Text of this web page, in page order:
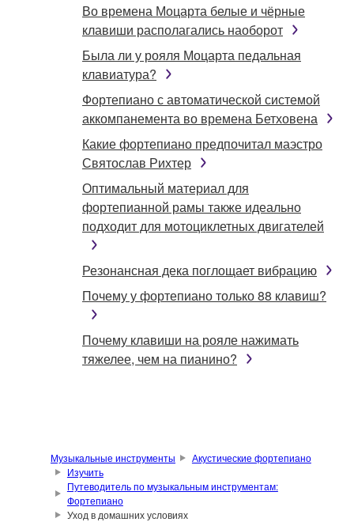
Во времена Моцарта белые и чёрные
клавиши располагались наоборот
Была ли у рояля Моцарта педальная
клавиатура?
Фортепиано с автоматической системой
аккомпанемента во времена Бетховена
Какие фортепиано предпочитал маэстро
Святослав Рихтер
Оптимальный материал для
фортепианной рамы также идеально
подходит для мотоциклетных двигателей
Резонансная дека поглощает вибрацию
Почему у фортепиано только 88 клавиш?
Почему клавиши на рояле нажимать
тяжелее, чем на пианино?
Музыкальные инструменты
Акустические фортепиано
Изучить
Путеводитель по музыкальным инструментам:
Фортепиано
Уход в домашних условиях